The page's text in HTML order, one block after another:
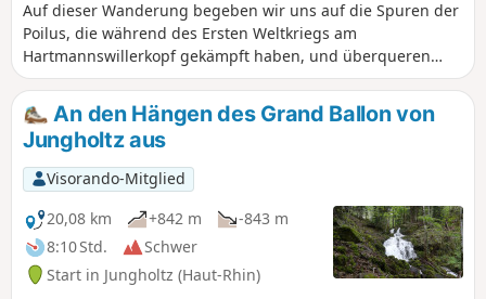
Auf dieser Wanderung begeben wir uns auf die Spuren der
Poilus, die während des Ersten Weltkriegs am
Hartmannswillerkopf gekämpft haben, und überqueren
mehrmals die Route des Crêtes.
An den Hängen des Grand Ballon von
Jungholtz aus
Visorando-Mitglied
20,08 km
+842 m
-843 m
8:10 Std.
Schwer
Start in Jungholtz (Haut-Rhin)